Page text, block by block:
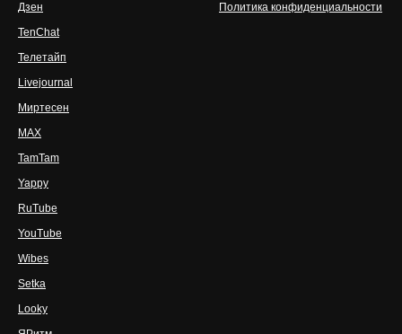
Дзен
TenChat
Телетайп
Livejournal
Миртесен
MAX
TamTam
Yappy
RuTube
YouTube
Wibes
Setka
Looky
Политика конфиденциальности